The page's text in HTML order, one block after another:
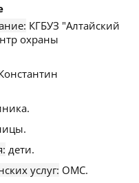
КГБУЗ "Алтайский
охраны
дети.
услуг: ОМС.